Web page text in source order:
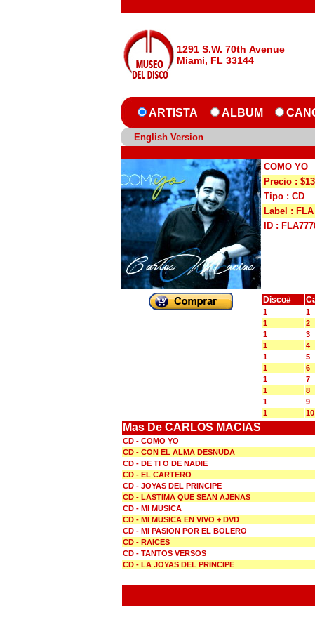
1291 S.W. 70th Avenue
Miami, FL 33144
ARTISTA ALBUM
English Version
COMO YO
Precio :
Tipo : CD
Label : FLA
ID :
Disco#
1 1
1
2
1
3
1
4
1
5
1
6
1
7
1
8
1
9
1
10
Mas De CARLOS MACIAS
CD - COMO YO
CD - CON EL ALMA DESNUDA
CD - DE TI O DE NADIE
CD - EL CARTERO
CD - JOYAS DEL PRINCIPE
CD - LASTIMA QUE SEAN AJENAS
CD - MI MUSICA
CD - MI MUSICA EN VIVO + DVD
CD - MI PASION POR EL BOLERO
CD - RAICES
CD - TANTOS VERSOS
CD - LA JOYAS DEL PRINCIPE